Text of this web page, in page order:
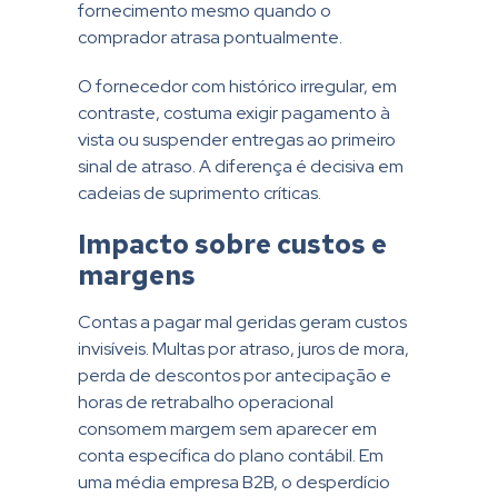
fornecimento mesmo quando o
comprador atrasa pontualmente.
O fornecedor com histórico irregular, em
contraste, costuma exigir pagamento à
vista ou suspender entregas ao primeiro
sinal de atraso. A diferença é decisiva em
cadeias de suprimento críticas.
Impacto sobre custos e
margens
Contas a pagar mal geridas geram custos
invisíveis. Multas por atraso, juros de mora,
perda de descontos por antecipação e
horas de retrabalho operacional
consomem margem sem aparecer em
conta específica do plano contábil. Em
uma média empresa B2B, o desperdício